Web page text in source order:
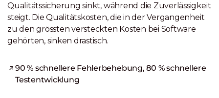
Qualitätssicherung sinkt, während die Zuverlässigkeit
steigt. Die Qualitätskosten, die in der Vergangenheit
zu den grössten versteckten Kosten bei Software
gehörten, sinken drastisch.
90 % schnellere Fehlerbehebung, 80 % schnellere
Testentwicklung